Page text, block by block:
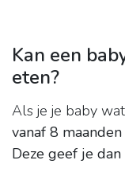
Kan een
eten?
Als je je baby
vanaf 8
Deze geef je